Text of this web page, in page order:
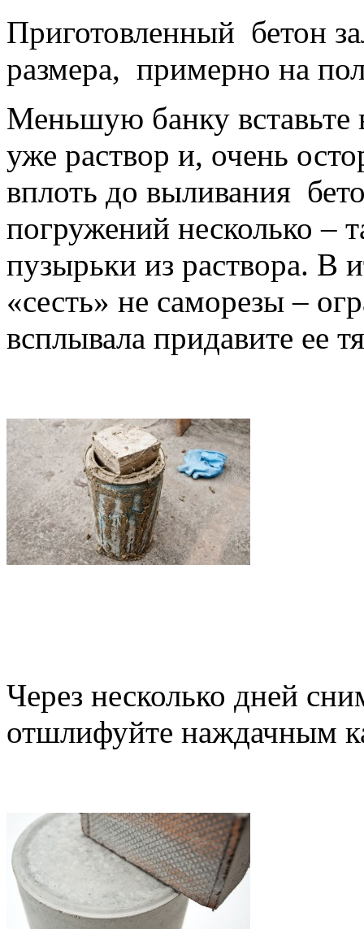
Приготовленный бетон
размера, примерно на
Меньшую банку вставьте
уже раствор и, очень
вплоть до выливания
погружений несколько –
пузырьки из раствора. В
«сесть» не саморезы –
всплывала придавите ее
Через несколько дней
отшлифуйте наждачным